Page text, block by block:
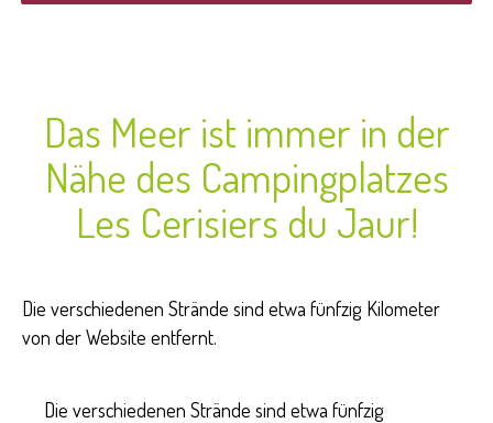
Das Meer ist immer in der
Nähe des Campingplatzes
Les Cerisiers du Jaur!
Die verschiedenen Strände sind etwa fünfzig Kilometer
von der Website entfernt.
Die verschiedenen Strände sind etwa fünfzig